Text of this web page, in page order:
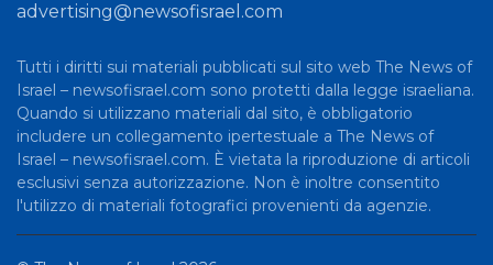
advertising@newsofisrael.com
Tutti i diritti sui materiali pubblicati sul sito web The News of
Israel – newsofisrael.com sono protetti dalla legge israeliana.
Quando si utilizzano materiali dal sito, è obbligatorio
includere un collegamento ipertestuale a The News of
Israel – newsofisrael.com. È vietata la riproduzione di articoli
esclusivi senza autorizzazione. Non è inoltre consentito
l'utilizzo di materiali fotografici provenienti da agenzie.